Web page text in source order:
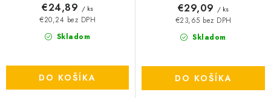
Skladom
€20,24 bez DPH
€24,89 / ks
DO KOŠÍKA
Skladom
€23,65 bez DPH
€29,09 / ks
DO KOŠÍKA